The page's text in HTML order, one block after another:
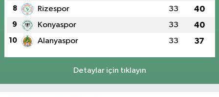
8 Rizespor 33 40
9 Konyaspor 33 40
10 Alanyaspor 33 37
Detaylar için tıklayın